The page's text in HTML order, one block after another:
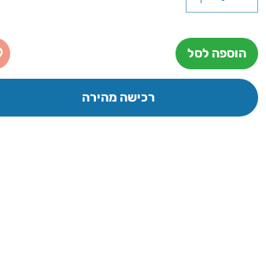
הוספה לסל
רכישה מהירה